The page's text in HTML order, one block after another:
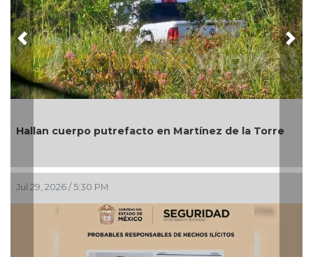
en Martínez de la Torre
Michoacán: atacan a
Bienes Comunales de
Previous